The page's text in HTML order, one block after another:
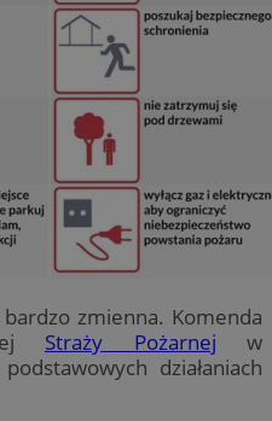
zmienna. Komenda
Straży Pożarnej w
działaniach